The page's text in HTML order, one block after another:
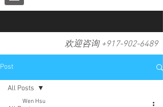
欢迎咨询 +917-902-6489
Post
All Posts
Wen Hsu